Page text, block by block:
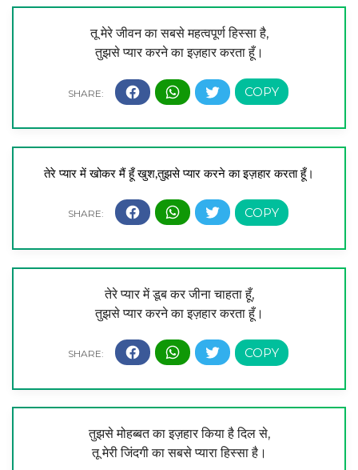
तू मेरे जीवन का सबसे महत्वपूर्ण हिस्सा है,
तुझसे प्यार करने का इज़हार करता हूँ।
तेरे प्यार में खोकर मैं हूँ खुश,तुझसे प्यार करने का इज़हार करता हूँ।
तेरे प्यार में डूब कर जीना चाहता हूँ,
तुझसे प्यार करने का इज़हार करता हूँ।
तुझसे मोहब्बत का इज़हार किया है दिल से,
तू मेरी जिंदगी का सबसे प्यारा हिस्सा है।